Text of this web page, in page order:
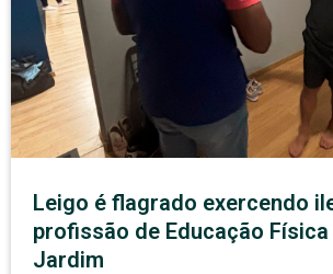
Leigo é flagrado exercendo
profissão de Educação Física
Jardim